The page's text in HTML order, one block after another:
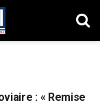
: « Remise